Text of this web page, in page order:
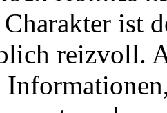
ist
reizvoll.